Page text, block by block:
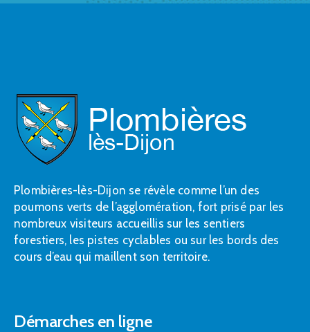
Plombières-lès-Dijon se révèle comme l’un des
poumons verts de l’agglomération, fort prisé par les
nombreux visiteurs accueillis sur les sentiers
forestiers, les pistes cyclables ou sur les bords des
cours d’eau qui maillent son territoire.
Démarches en ligne